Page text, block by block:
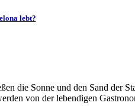
lebt?
die Sonne und den Sand der
von der lebendigen